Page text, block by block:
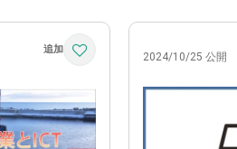
2024/10/25 公開